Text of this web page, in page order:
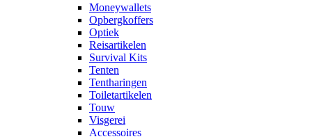
Moneywallets
Opbergkoffers
Optiek
Reisartikelen
Survival Kits
Tenten
Tentharingen
Toiletartikelen
Touw
Visgerei
Accessoires